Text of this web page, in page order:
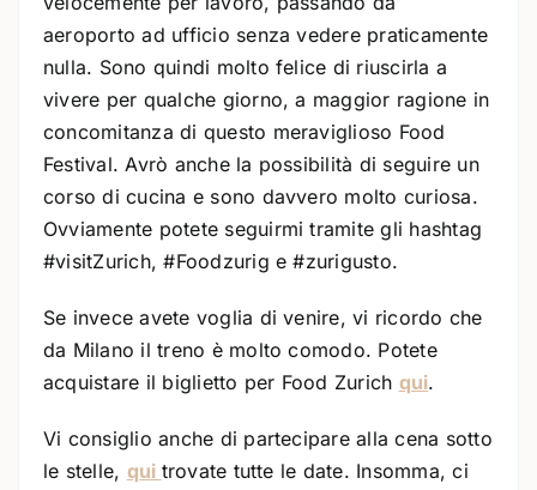
aeroporto ad ufficio senza vedere praticamente
nulla. Sono quindi molto felice di riuscirla a
vivere per qualche giorno, a maggior ragione in
concomitanza di questo meraviglioso Food
Festival. Avrò anche la possibilità di seguire un
corso di cucina e sono davvero molto curiosa.
Ovviamente potete seguirmi tramite gli hashtag
#visitZurich, #Foodzurig e #zurigusto.
Se invece avete voglia di venire, vi ricordo che
da Milano il treno è molto comodo. Potete
acquistare il biglietto per Food Zurich qui.
Vi consiglio anche di partecipare alla cena sotto
le stelle, qui trovate tutte le date. Insomma, ci